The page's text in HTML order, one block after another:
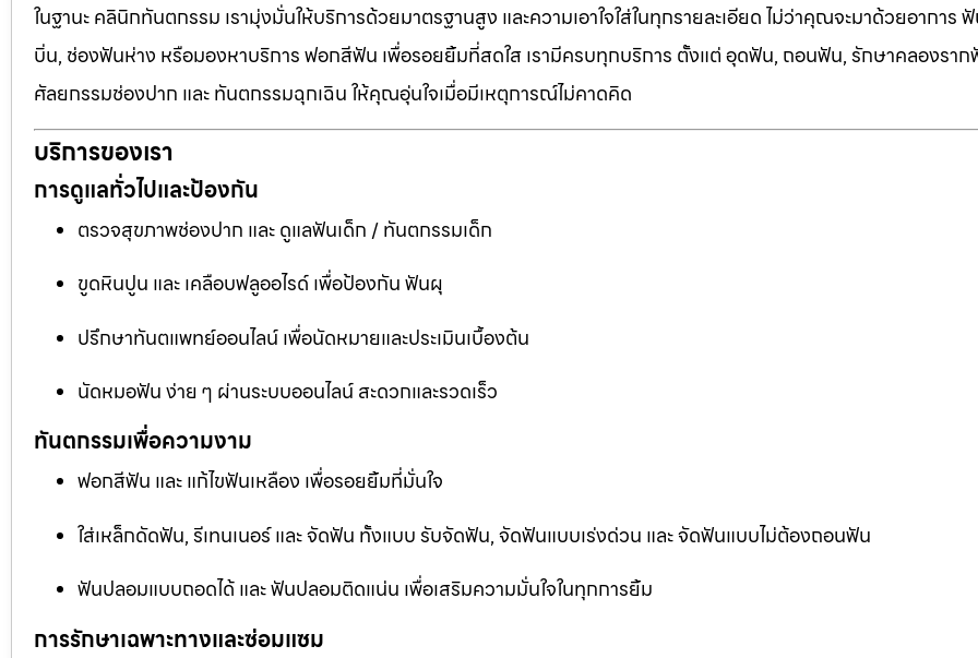
ในฐานะ คลินิกทันตกรรม เรามุ่งมั่นให้บริการด้วยมาตรฐานสูง และความเอาใจใส่ในทุกรายละเอียด ไม่ว่าคุณจะมาด้วยอาการ
บิ่น, ช่องฟันห่าง หรือมองหาบริการ ฟอกสีฟัน เพื่อรอยยิ้มที่สดใส เรามีครบทุกบริการ ตั้งแต่ อุดฟัน, ถอนฟัน, รักษาคลองรา
ศัลยกรรมช่องปาก และ ทันตกรรมฉุกเฉิน ให้คุณอุ่นใจเมื่อมีเหตุการณ์ไม่คาดคิด
บริการของเรา
การดูแลทั่วไปและป้องกัน
ตรวจสุขภาพช่องปาก และ ดูแลฟันเด็ก / ทันตกรรมเด็ก
ขูดหินปูน และ เคลือบฟลูออไรด์ เพื่อป้องกัน ฟันผุ
ปรึกษาทันตแพทย์ออนไลน์ เพื่อนัดหมายและประเมินเบื้องต้น
นัดหมอฟัน ง่าย ๆ ผ่านระบบออนไลน์ สะดวกและรวดเร็ว
ทันตกรรมเพื่อความงาม
ฟอกสีฟัน และ แก้ไขฟันเหลือง เพื่อรอยยิ้มที่มั่นใจ
ใส่เหล็กดัดฟัน, รีเทนเนอร์ และ จัดฟัน ทั้งแบบ รับจัดฟัน, จัดฟันแบบเร่งด่วน และ จัดฟันแบบไม่ต้องถอนฟัน
ฟันปลอมแบบถอดได้ และ ฟันปลอมติดแน่น เพื่อเสริมความมั่นใจในทุกการยิ้ม
การรักษาเฉพาะทางและซ่อมแซม